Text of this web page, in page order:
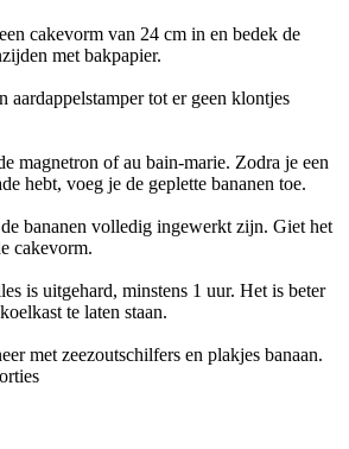
cakevorm van 24 cm in en bedek de
met bakpapier.
aardappelstamper tot er geen klontjes
magnetron of au bain-marie. Zodra je een
hebt, voeg je de geplette bananen toe.
bananen volledig ingewerkt zijn. Giet het
cakevorm.
is uitgehard, minstens 1 uur. Het is beter
te laten staan.
met zeezoutschilfers en plakjes banaan.